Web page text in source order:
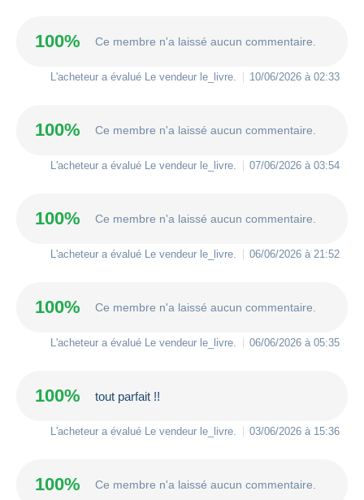
100% Ce membre n'a laissé aucun commentaire.
L'acheteur a évalué Le vendeur le_livre. 10/06/2026 à 02:33
100% Ce membre n'a laissé aucun commentaire.
L'acheteur a évalué Le vendeur le_livre. 07/06/2026 à 03:54
100% Ce membre n'a laissé aucun commentaire.
L'acheteur a évalué Le vendeur le_livre. 06/06/2026 à 21:52
100% Ce membre n'a laissé aucun commentaire.
L'acheteur a évalué Le vendeur le_livre. 06/06/2026 à 05:35
100% tout parfait !!
L'acheteur a évalué Le vendeur le_livre. 03/06/2026 à 15:36
100% Ce membre n'a laissé aucun commentaire.